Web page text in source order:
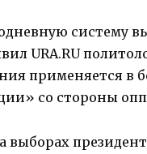
систему
URA.RU
применяется в
со стороны
выборах